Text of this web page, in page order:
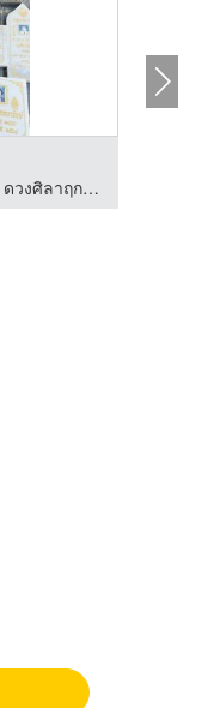
แกะสลักป้ายหินอ่อน หินแกรนิต ดวงศิลาฤกษ์ ป้ายหินมงคล-ร้านอมรศิลป